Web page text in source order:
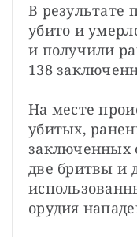
В результате
убито и
и получили
138
На месте
убитых,
заключенных
две бритвы и
орудия